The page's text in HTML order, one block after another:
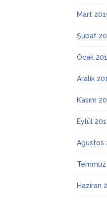
Mart
Şubat
Ocak
Aralık
Kasım
Eylül
Ağustos
Haziran